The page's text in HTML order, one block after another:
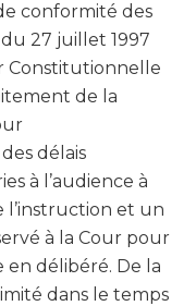
conformité des
du 27 juillet 1997
Constitutionnelle
de la
délais
à l’audience à
l’instruction et un
à la Cour pour
en délibéré. De la
dans le temps